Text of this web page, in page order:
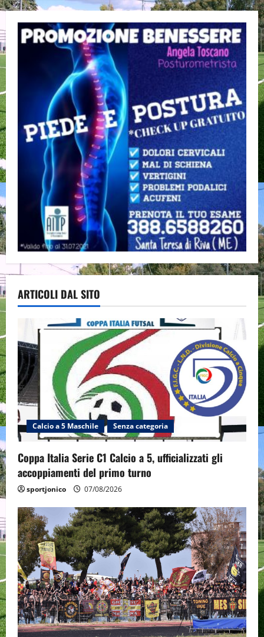
ARTICOLI DAL SITO
Calcio a 5 Maschile Senza categoria
Coppa Italia Serie C1 Calcio a 5, ufficializzati gli
accoppiamenti del primo turno
sportjonico 07/08/2026